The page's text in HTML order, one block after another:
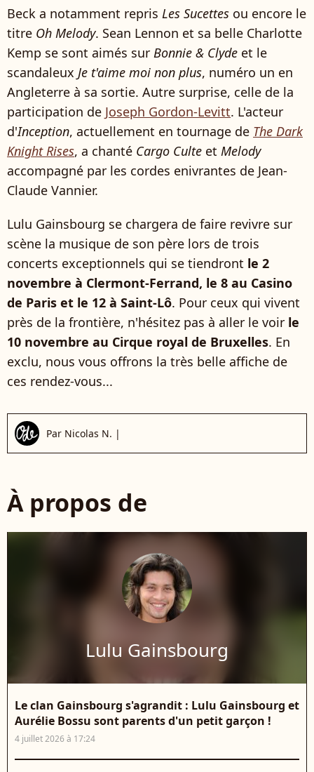
Beck a notamment repris Les Sucettes ou encore le
titre Oh Melody. Sean Lennon et sa belle Charlotte
Kemp se sont aimés sur Bonnie & Clyde et le
scandaleux Je t'aime moi non plus, numéro un en
Angleterre à sa sortie. Autre surprise, celle de la
participation de Joseph Gordon-Levitt. L'acteur
d'Inception, actuellement en tournage de The Dark
Knight Rises, a chanté Cargo Culte et Melody
accompagné par les cordes enivrantes de Jean-
Claude Vannier.
Lulu Gainsbourg se chargera de faire revivre sur
scène la musique de son père lors de trois
concerts exceptionnels qui se tiendront le 2
novembre à Clermont-Ferrand, le 8 au Casino
de Paris et le 12 à Saint-Lô. Pour ceux qui vivent
près de la frontière, n'hésitez pas à aller le voir le
10 novembre au Cirque royal de Bruxelles. En
exclu, nous vous offrons la très belle affiche de
ces rendez-vous...
Par Nicolas N. |
À propos de
Lulu Gainsbourg
Le clan Gainsbourg s'agrandit : Lulu Gainsbourg et
Aurélie Bossu sont parents d'un petit garçon !
4 juillet 2026 à 17:24